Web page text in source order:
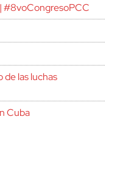
#8voCongresoPCC
de las luchas
Cuba